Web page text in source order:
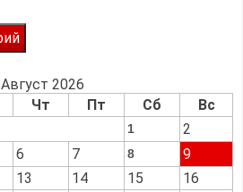
Август 2026
Чт Пт Сб Вс
1
2
6 7 8
9
13 14 15
16